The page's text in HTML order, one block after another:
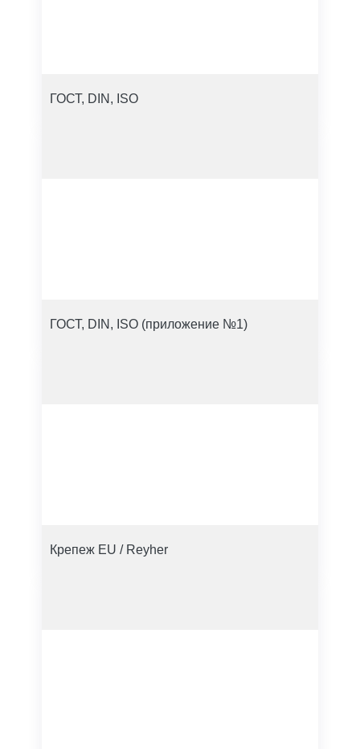
ГОСТ, DIN, ISO
ГОСТ, DIN, ISO (приложение №1)
Крепеж EU / Reyher